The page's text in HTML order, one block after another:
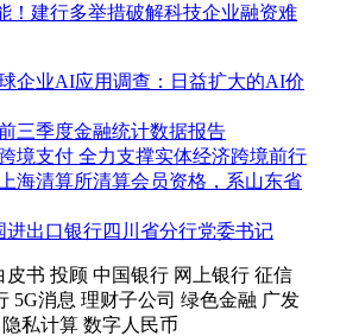
！建行多举措破解科技企业融资难
企业AI应用调查：日益扩大的AI价
三季度金融统计数据报告
境支付 全力支撑实体经济跨境前行
海清算所清算会员资格，系山东省
进出口银行四川省分行党委书记
皮书 投顾 中国银行 网上银行 征信
5G消息 理财子公司 绿色金融 广发
隐私计算 数字人民币